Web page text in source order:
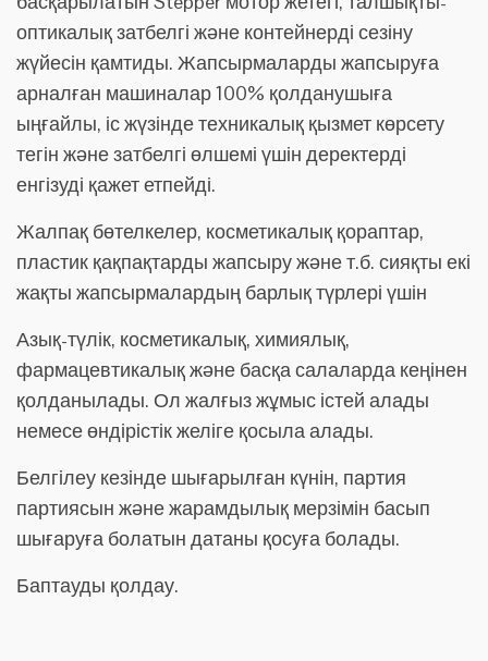
оптикалық затбелгі және контейнерді сезіну
жүйесін қамтиды. Жапсырмаларды жапсыруға
арналған машиналар 100% қолданушыға
ыңғайлы, іс жүзінде техникалық қызмет көрсету
тегін және затбелгі өлшемі үшін деректерді
енгізуді қажет етпейді.
Жалпақ бөтелкелер, косметикалық қораптар,
пластик қақпақтарды жапсыру және т.б. сияқты екі
жақты жапсырмалардың барлық түрлері үшін
Азық-түлік, косметикалық, химиялық,
фармацевтикалық және басқа салаларда кеңінен
қолданылады. Ол жалғыз жұмыс істей алады
немесе өндірістік желіге қосыла алады.
Белгілеу кезінде шығарылған күнін, партия
партиясын және жарамдылық мерзімін басып
шығаруға болатын датаны қосуға болады.
Баптауды қолдау.